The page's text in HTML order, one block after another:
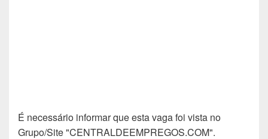
É necessário informar que esta vaga foi vista no
Grupo/Site "CENTRALDEEMPREGOS.COM".